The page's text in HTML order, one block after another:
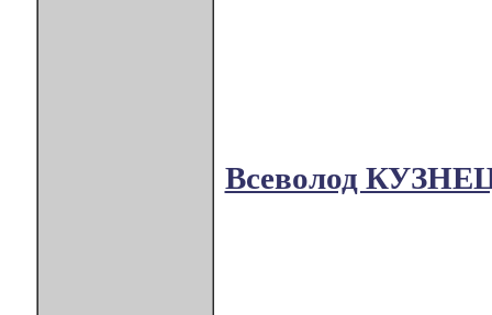
Всеволод